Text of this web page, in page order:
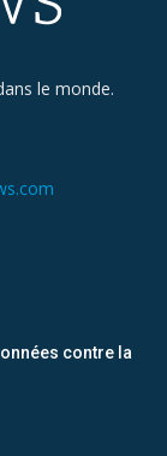
le monde.
contre la